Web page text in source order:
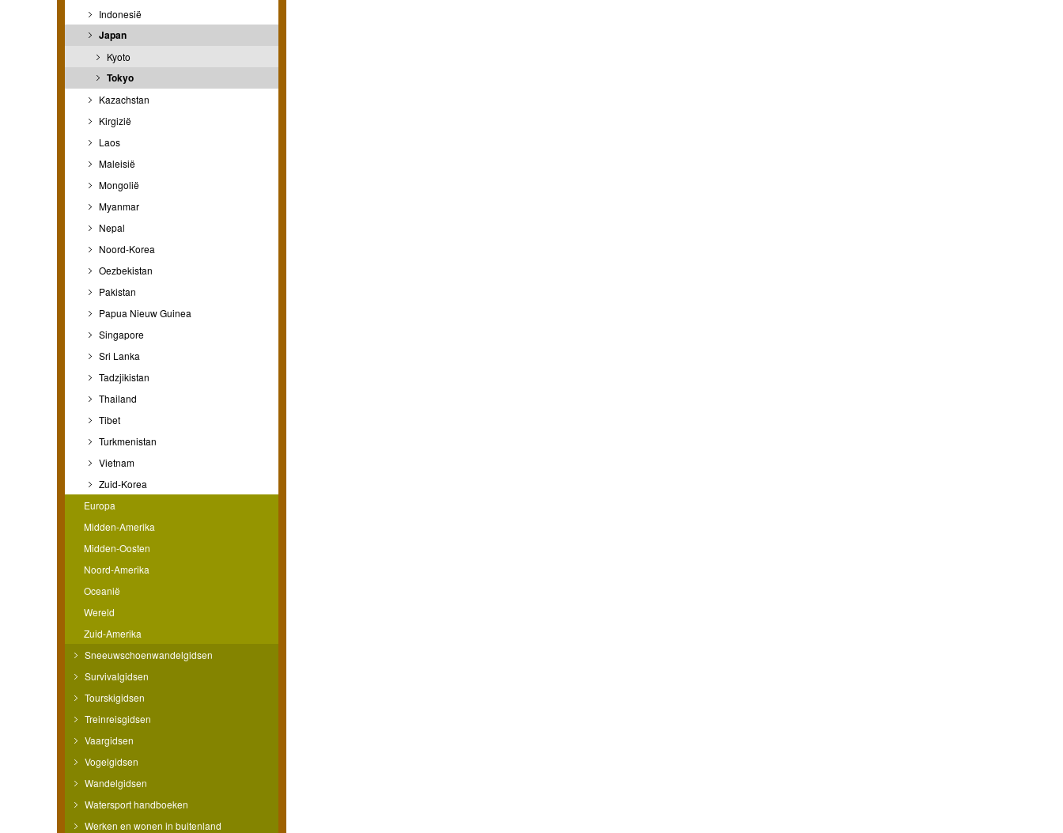
Indonesië
Japan
Kyoto
Tokyo
Kazachstan
Kirgizië
Laos
Maleisië
Mongolië
Myanmar
Nepal
Noord-Korea
Oezbekistan
Pakistan
Papua Nieuw Guinea
Singapore
Sri Lanka
Tadzjikistan
Thailand
Tibet
Turkmenistan
Vietnam
Zuid-Korea
Europa
Midden-Amerika
Midden-Oosten
Noord-Amerika
Oceanië
Wereld
Zuid-Amerika
Sneeuwschoenwandelgidsen
Survivalgidsen
Tourskigidsen
Treinreisgidsen
Vaargidsen
Vogelgidsen
Wandelgidsen
Watersport handboeken
Werken en wonen in buitenland